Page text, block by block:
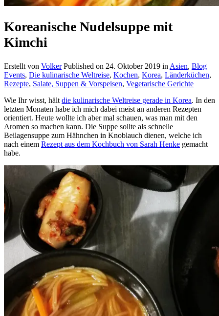
Koreanische Nudelsuppe mit
Kimchi
Erstellt von Volker Published on 24. Oktober 2019 in Asien, Blog
Events, Die kulinarische Weltreise, Kochen, Korea, Länderküchen,
Rezepte, Salate, Suppen & Vorspeisen, Vegetarische Gerichte
Wie Ihr wisst, hält die kulinarische Weltreise gerade in Korea. In den
letzten Monaten habe ich mich dabei meist an anderen Rezepten
orientiert. Heute wollte ich aber mal schauen, was man mit den
Aromen so machen kann. Die Suppe sollte als schnelle
Beilagensuppe zum Hähnchen in Knoblauch dienen, welche ich
nach einem Rezept aus dem Kochbuch von Sarah Henke gemacht
habe.